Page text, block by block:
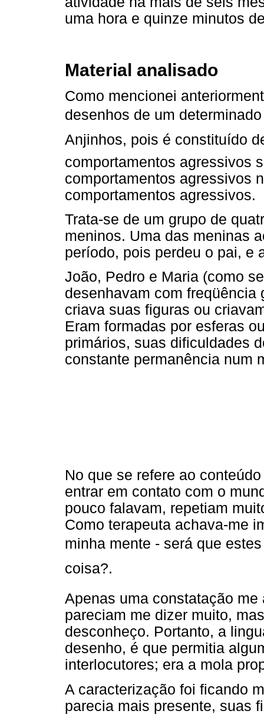
uma hora e quinze minutos
Material analisado
Como mencionei
desenhos de um
Anjinhos, pois é constituído
comportamentos agressivos
comportamentos agressivos
comportamentos agressivos.
Trata-se de um grupo de
meninos. Uma das meninas
período, pois perdeu o pai, e
João, Pedro e Maria (como
desenhavam com
criava suas figuras ou
Eram formadas por esferas
primários, suas dificuldades
constante permanência num
No que se refere ao
entrar em contato com o
pouco falavam, repetiam
Como terapeuta achava-me
minha mente - será que
coisa?.
Apenas uma constatação
pareciam me dizer muito,
desconheço. Portanto, a
desenho, é que permitia
interlocutores; era a mola
A caracterização foi ficando
parecia mais presente, suas